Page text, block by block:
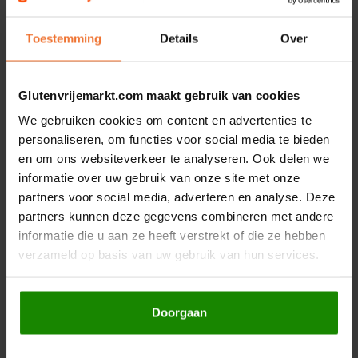
Toestemming Details Over
Glutenvrijemarkt.com maakt gebruik van cookies
We gebruiken cookies om content en advertenties te
personaliseren, om functies voor social media te bieden
en om ons websiteverkeer te analyseren. Ook delen we
informatie over uw gebruik van onze site met onze
partners voor social media, adverteren en analyse. Deze
partners kunnen deze gegevens combineren met andere
informatie die u aan ze heeft verstrekt of die ze hebben
verzameld op basis van uw gebruik van hun services.
Doorgaan
Leev
Lima
Lisa's Choice
Mixwell
Nairn's
Nakd
Nutrifree
1 theelepel sambal
1 el citroensap
Bereidingswijze
Doe een klein beetje water in een pannetje en zet dit op het
vuur
Zet een glazen of metalen kom in het pannetje water
Doe hier alle ingrediënten in en roer het door tot een geheel
Als de pindasaus warm is, kan hij van het vuur gehaald
worden
Niet alle sauzen zijn zo gemakkelijk te maken. Daarom hieronder
nog een aantal glutenvrije sauzen die je bij ons kunt kopen: